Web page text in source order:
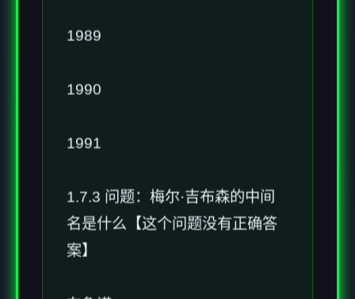
1989
1990
1991
1.7.3 问题：梅尔·吉布森的中间
名是什么【这个问题没有正确答
案】